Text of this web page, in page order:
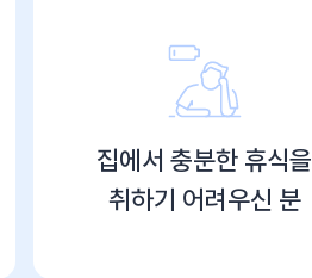
집에서 충분한 휴식을
취하기 어려우신 분